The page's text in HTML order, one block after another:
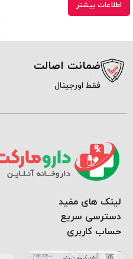
اطلاعات بیشتر
ضمانت اصالت
فقط اورجینال
لینک های مفید
دسترسی سریع
حساب کاربری